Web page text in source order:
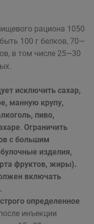
рациона 1050
100 г белков, 70—
в том числе 25—30
исключить сахар,
манную крупу,
пиво,
. Ограничить
с большим
изделия,
фруктов, жиры).
включать
определенное
инъекции